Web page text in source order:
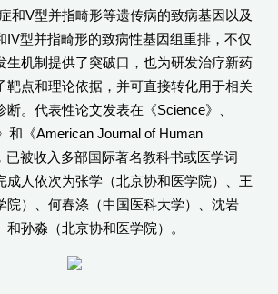
和V型并指畸形等遗传病的致病基因以及
IV型并指畸形的致病性基因组重排，不仅
生机制提供了突破口，也为研发治疗新药
靶点和理论依据，并可直接转化用于相关
。代表性论文发表在《Science》、
和《American Journal of Human
已被收入多部国际著名教科书或医学词
成人依次为张学（北京协和医学院）、王
院）、何春涤（中国医科大学）、沈岩
和孙淼（北京协和医学院）。